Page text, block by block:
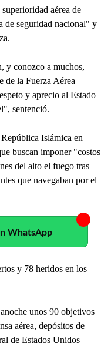
aérea de
de seguridad nacional" y
y conozco a muchos,
de la Fuerza Aérea
y aprecio al Estado
sentenció.
Islámica en
buscan imponer "costos
del alto el fuego tras
que navegaban por el
WhatsApp
y 78 heridos en los
unos 90 objetivos
aérea, depósitos de
de Estados Unidos